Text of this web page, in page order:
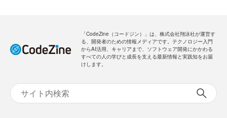
「CodeZine（コードジン）」は、株式会社翔泳社が運営す
る、開発者のための情報メディアです。テクノロジー入門
からAI活用、キャリアまで、ソフトウェア開発にかかわる
すべての人の学びと成長を支える最新情報と実践知をお届
けします。